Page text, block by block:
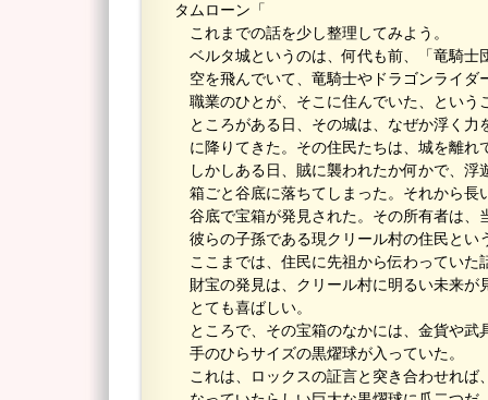
タムローン「
これまでの話を少し整理してみよう。
ベルタ城というのは、何代も前、「竜騎士
空を飛んでいて、竜騎士やドラゴンライダ
職業のひとが、そこに住んでいた、という
ところがある日、その城は、なぜか浮く力
に降りてきた。その住民たちは、城を離れ
しかしある日、賊に襲われたか何かで、浮
箱ごと谷底に落ちてしまった。それから長
谷底で宝箱が発見された。その所有者は、
彼らの子孫である現クリール村の住民とい
ここまでは、住民に先祖から伝わっていた
財宝の発見は、クリール村に明るい未来が
とても喜ばしい。
ところで、その宝箱のなかには、金貨や武
手のひらサイズの黒燿球が入っていた。
これは、ロックスの証言と突き合わせれば